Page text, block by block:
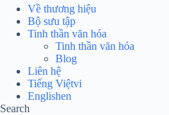
Về thương hiệu
Bộ sưu tập
Tinh thần văn hóa
Tinh thần văn hóa
Blog
Liên hệ
Tiếng Việtvi
Englishen
Search